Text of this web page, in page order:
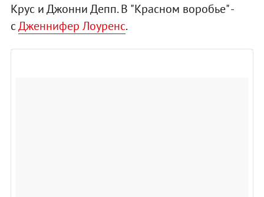
Крус и Джонни Депп. В "Красном воробье" -
сДженнифер Лоуренс.